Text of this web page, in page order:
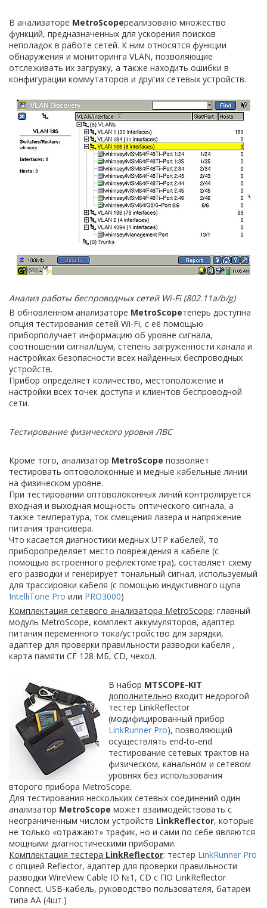
В анализаторе MetroScopeреализовано множество
функций, предназначенных для ускорения поисков
неполадок в работе сетей. К ним относятся функции
обнаружения и мониторинга VLAN, позволяющие
отслеживать их загрузку, а также находить ошибки в
конфигурации коммутаторов и других сетевых устройств.
Анализ работы беспроводных сетей Wi-Fi(802.11a/b/g)
В обновлённом анализаторе MetroScopeтеперь доступна
опция тестирования сетей Wi-Fi, с её помощью
приборполучает информацию об уровне сигнала,
соотношении сигнал/шум, степень загруженности канала и
настройках безопасности всех найденных беспроводных
устройств.
Прибор определяет количество, местоположение и
настройки всех точек доступа и клиентов беспроводной
сети.
Тестирование физического уровня ЛВС
Кроме того, анализатор MetroScope позволяет
тестировать оптоволоконные и медные кабельные линии
на физическом уровне.
При тестировании оптоволоконных линий контролируется
входная и выходная мощность оптического сигнала, а
также температура, ток смещения лазера и напряжение
питания трансивера.
Что касается диагностики медных UTP кабелей, то
приборопределяет место повреждения в кабеле (с
помощью встроенного рефлектометра), составляет схему
его разводки и генерирует тональный сигнал, используемый
для трассировки кабеля (с помощью индуктивного щупа
IntelliTone Pro или PRO3000)
Комплектация сетевого анализатора MetroScope: главный
модуль MetroScope, комплект аккумуляторов, адаптер
питания переменного тока/устройство для зарядки,
адаптер для проверки правильности разводки кабеля ,
карта памяти CF 128 МБ, CD, чехол.
В набор MTSCOPE-KIT
дополнительно входит недорогой
тестер LinkReflector
(модифицированный прибор
LinkRunner Pro), позволяющий
осуществлять end-to-end
тестирование сетевых трактов на
физическом, канальном и сетевом
уровнях без использования
второго прибора MetroScope.
Для тестирования нескольких сетевых соединений один
анализатор MetroScope может взаимодействовать с
неограниченным числом устройств LinkReflector, которые
не только «отражают» трафик, но и сами по себе являются
мощными диагностическими приборами.
Комплектация тестера LinkReflector: тестер LinkRunner Pro
с опцией Reflector, адаптер для проверки правильности
разводки WireView Cable ID №1, CD с ПО LinkReflector
Connect, USB-кабель, руководство пользователя, батареи
типа АА (4шт.)